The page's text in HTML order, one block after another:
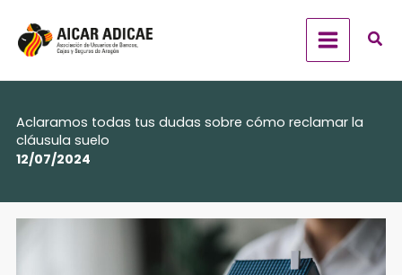
contenido
Aclaramos todas tus dudas sobre cómo reclamar la
cláusula suelo
12/07/2024